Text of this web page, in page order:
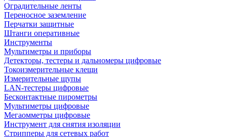
Оградительные ленты
Переносное заземление
Перчатки защитные
Штанги оперативные
Инструменты
Мультиметры и приборы
Детекторы, тестеры и дальномеры цифровые
Токоизмерительные клещи
Измерительные щупы
LAN-тестеры цифровые
Бесконтактные пирометры
Мультиметры цифровые
Мегаомметры цифровые
Инструмент для снятия изоляции
Стрипперы для сетевых работ